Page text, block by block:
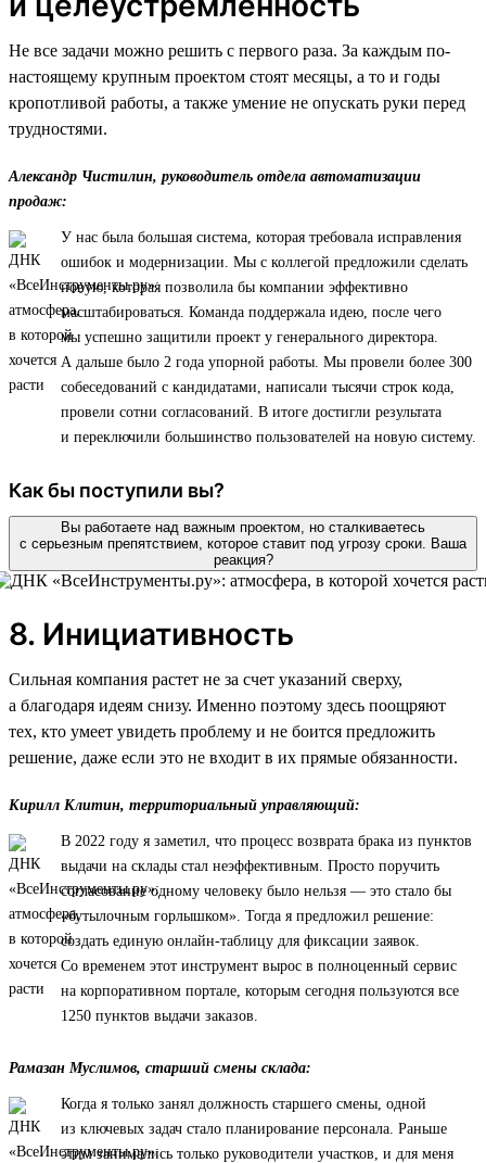
Не все задачи можно решить с первого раза. За каждым по-
настоящему крупным проектом стоят месяцы, а то и годы
кропотливой работы, а также умение не опускать руки перед
трудностями.
Александр Чистилин, руководитель отдела автоматизации
продаж:
У нас была большая система, которая требовала исправления
ошибок и модернизации. Мы с коллегой предложили сделать
новую, которая позволила бы компании эффективно
масштабироваться. Команда поддержала идею, после чего
мы успешно защитили проект у генерального директора.
А дальше было 2 года упорной работы. Мы провели более 300
собеседований с кандидатами, написали тысячи строк кода,
провели сотни согласований. В итоге достигли результата
и переключили большинство пользователей на новую систему.
Как бы поступили вы?
Вы работаете над важным проектом, но сталкиваетесь
с серьезным препятствием, которое ставит под угрозу сроки. Ваша
реакция?
8. Инициативность
Сильная компания растет не за счет указаний сверху,
а благодаря идеям снизу. Именно поэтому здесь поощряют
тех, кто умеет увидеть проблему и не боится предложить
решение, даже если это не входит в их прямые обязанности.
Кирилл Клитин, территориальный управляющий:
В 2022 году я заметил, что процесс возврата брака из пунктов
выдачи на склады стал неэффективным. Просто поручить
согласование одному человеку было нельзя — это стало бы
«бутылочным горлышком». Тогда я предложил решение:
создать единую онлайн-таблицу для фиксации заявок.
Со временем этот инструмент вырос в полноценный сервис
на корпоративном портале, которым сегодня пользуются все
1250 пунктов выдачи заказов.
Рамазан Муслимов, старший смены склада:
Когда я только занял должность старшего смены, одной
из ключевых задач стало планирование персонала. Раньше
этим занимались только руководители участков, и для меня